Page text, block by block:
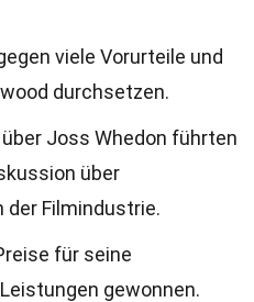
viele Vorurteile und
durchsetzen.
Joss Whedon führten
über
Filmindustrie.
für seine
gewonnen.